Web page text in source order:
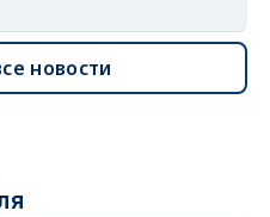
новости